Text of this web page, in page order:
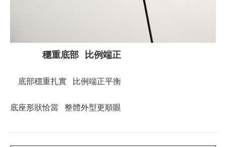
穩重底部 比例端正
底部穩重扎實 比例端正平衡
底座形狀恰當 整體外型更順眼